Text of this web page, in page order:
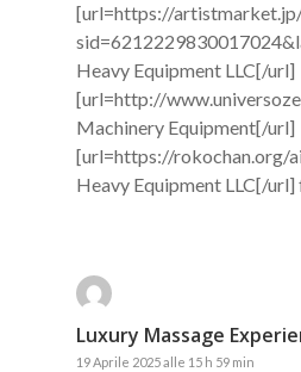
[url=https://artistmarket.jp/
Heavy Equipment LLC[/url]
[url=http://
Machinery Equipment[/url]
[url=https://rokochan.org/
Heavy Equipment LLC[/
Luxury Massage
19 Aprile 2025 alle 15 h 59 min